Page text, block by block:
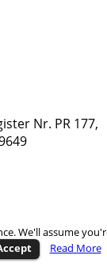
Nr. PR 177,
We'll assume
Read More